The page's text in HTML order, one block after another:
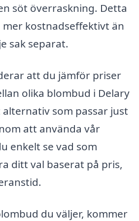
söt överraskning. Detta
mer kostnadseffektivt än
sak separat.
att du jämför priser
olika blombud i Delary
som passar just
att använda vår
enkelt se vad som
ditt val baserat på pris,
du väljer, kommer